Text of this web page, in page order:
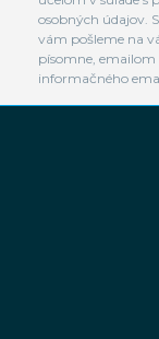
osobných údajov.
vám pošleme na
písomne,
informačného